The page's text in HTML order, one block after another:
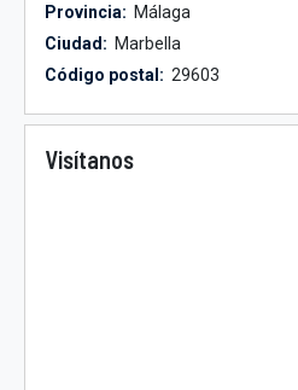
Provincia: Málaga
Ciudad: Marbella
Código postal: 29603
Visítanos